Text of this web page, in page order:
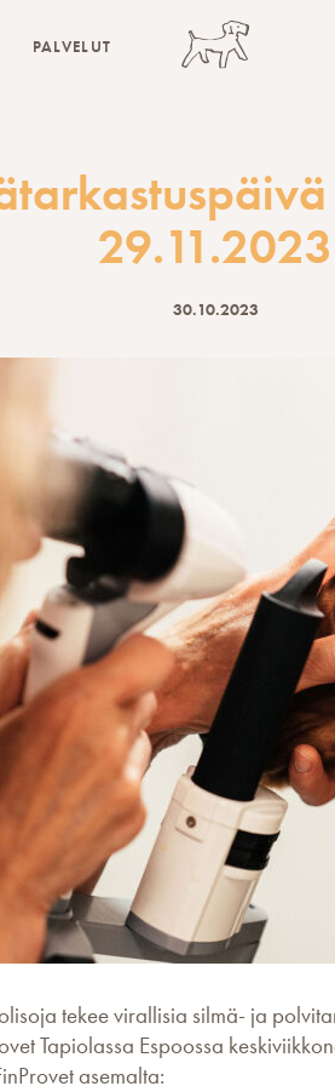
PALVELUT
29.11.2023
30.10.2023
tekee virallisia silmä- ja
Tapiolassa Espoossa
asemalta: